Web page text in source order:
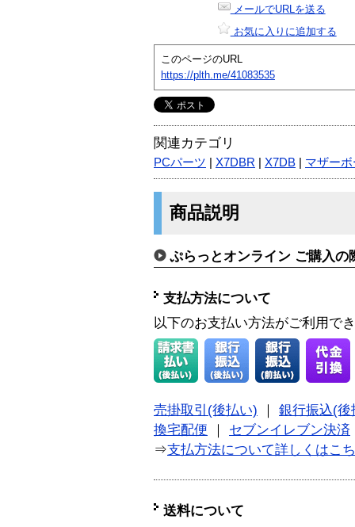
メールでURLを送る
お気に入りに追加する
このページのURL
https://plth.me/41083535
関連カテゴリ
PCパーツ X7DBR X7DB マザー
商品説明
ぷらっとオンライン ご購入の
支払方法について
以下のお支払い方法がご利用で
売掛取引(後払い)
銀行振込(後
換宅配便
セブンイレブン決済
⇒支払方法について詳しくはこ
送料について